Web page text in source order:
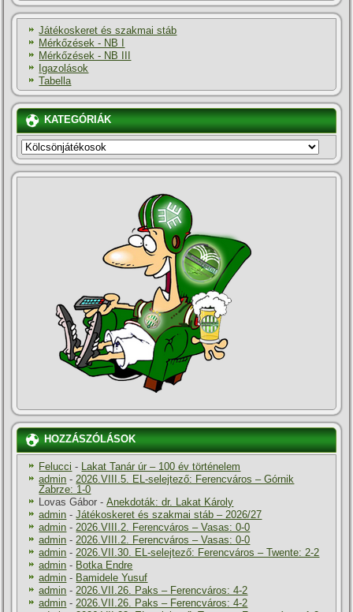
Játékoskeret és szakmai stáb
Mérkőzések - NB I
Mérkőzések - NB III
Igazolások
Tabella
KATEGÓRIÁK
KATEGÓRIÁK
HOZZÁSZÓLÁSOK
Felucci - Lakat Tanár úr – 100 év történelem
admin - 2026.VIII.5. EL-selejtező: Ferencváros – Górnik
Zabrze: 1-0
Lovas Gábor -Anekdoták: dr. Lakat Károly
admin -Játékoskeret és szakmai stáb – 2026/27
admin - 2026.VIII.2. Ferencváros – Vasas: 0-0
admin - 2026.VIII.2. Ferencváros – Vasas: 0-0
admin - 2026.VII.30. EL-selejtező: Ferencváros – Twente: 2-2
admin - Botka Endre
admin - Bamidele Yusuf
admin - 2026.VII.26. Paks – Ferencváros: 4-2
admin - 2026.VII.26. Paks – Ferencváros: 4-2